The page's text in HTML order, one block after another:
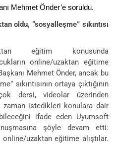
Mehmet Önder’e soruldu.
oldu, “sosyalleşme” sıkıntısı
eğitim konusunda
online/uzaktan eğitime
Mehmet Önder, ancak bu
sıkıntısının ortaya çıktığının
dersi, videolar üzerinden
istedikleri konulara dair
ifade eden Uyumsoft
şöyle devam etti:
uzaktan eğitime alıştılar.